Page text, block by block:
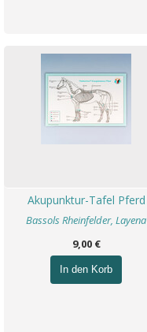
Akupunktur-Tafel Pferd
Bassols Rheinfelder, Layena
9,00 €
In den Korb